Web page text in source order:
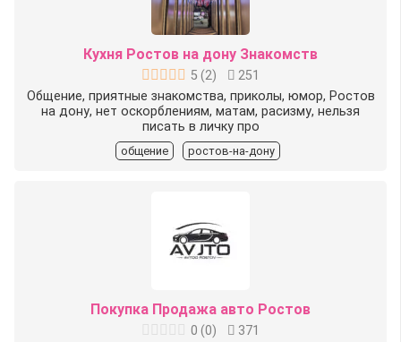
Кухня Ростов на дону Знакомств
5 (2)
251
Общение, приятные знакомства, приколы, юмор, Ростов
на дону, нет оскорблениям, матам, расизму, нельзя
писать в личку про
общение ростов-на-дону
Покупка Продажа авто Ростов
0 (0)
371